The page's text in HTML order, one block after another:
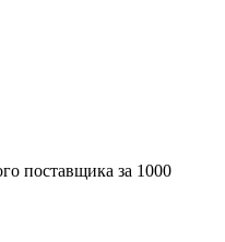
поставщика за 1000